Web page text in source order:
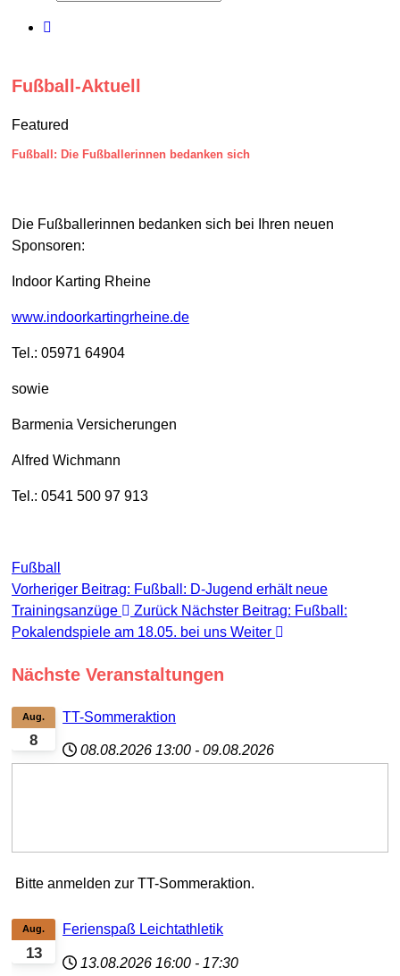
Fußball-Aktuell
Featured
Fußball: Die Fußballerinnen bedanken sich
Die Fußballerinnen bedanken sich bei Ihren neuen
Sponsoren:
Indoor Karting Rheine
www.indoorkartingrheine.de
Tel.: 05971 64904
sowie
Barmenia Versicherungen
Alfred Wichmann
Tel.: 0541 500 97 913
Fußball
Vorheriger Beitrag: Fußball: D-Jugend erhält neue
Trainingsanzüge
Zurück Nächster Beitrag: Fußball:
Pokalendspiele am 18.05. bei uns Weiter
Nächste Veranstaltungen
8
Aug. TT-Sommeraktion
08.08.2026 13:00 - 09.08.2026
Bitte anmelden zur TT-Sommeraktion.
13
Aug. Ferienspaß Leichtathletik
13.08.2026 16:00 - 17:30